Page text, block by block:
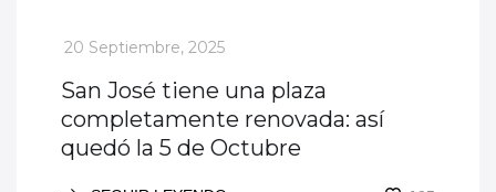
_
20 Septiembre, 2025
San José tiene una plaza
completamente renovada: así
quedó la 5 de Octubre